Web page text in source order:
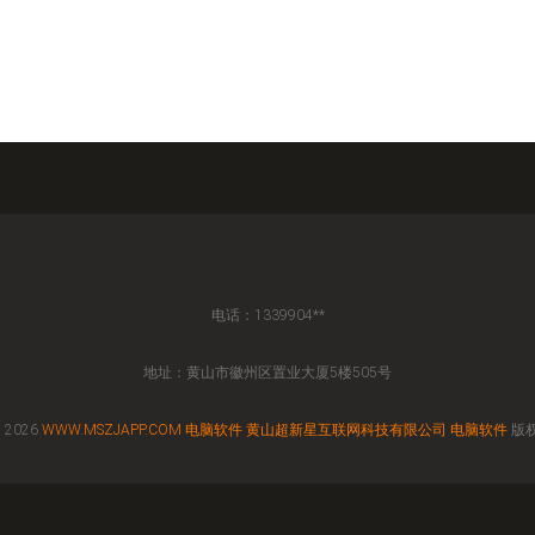
电话：1339904**
地址：黄山市徽州区置业大厦5楼505号
2026 WWW.MSZJAPP.COM 电脑软件 黄山超新星互联网科技有限公司 电脑软件版